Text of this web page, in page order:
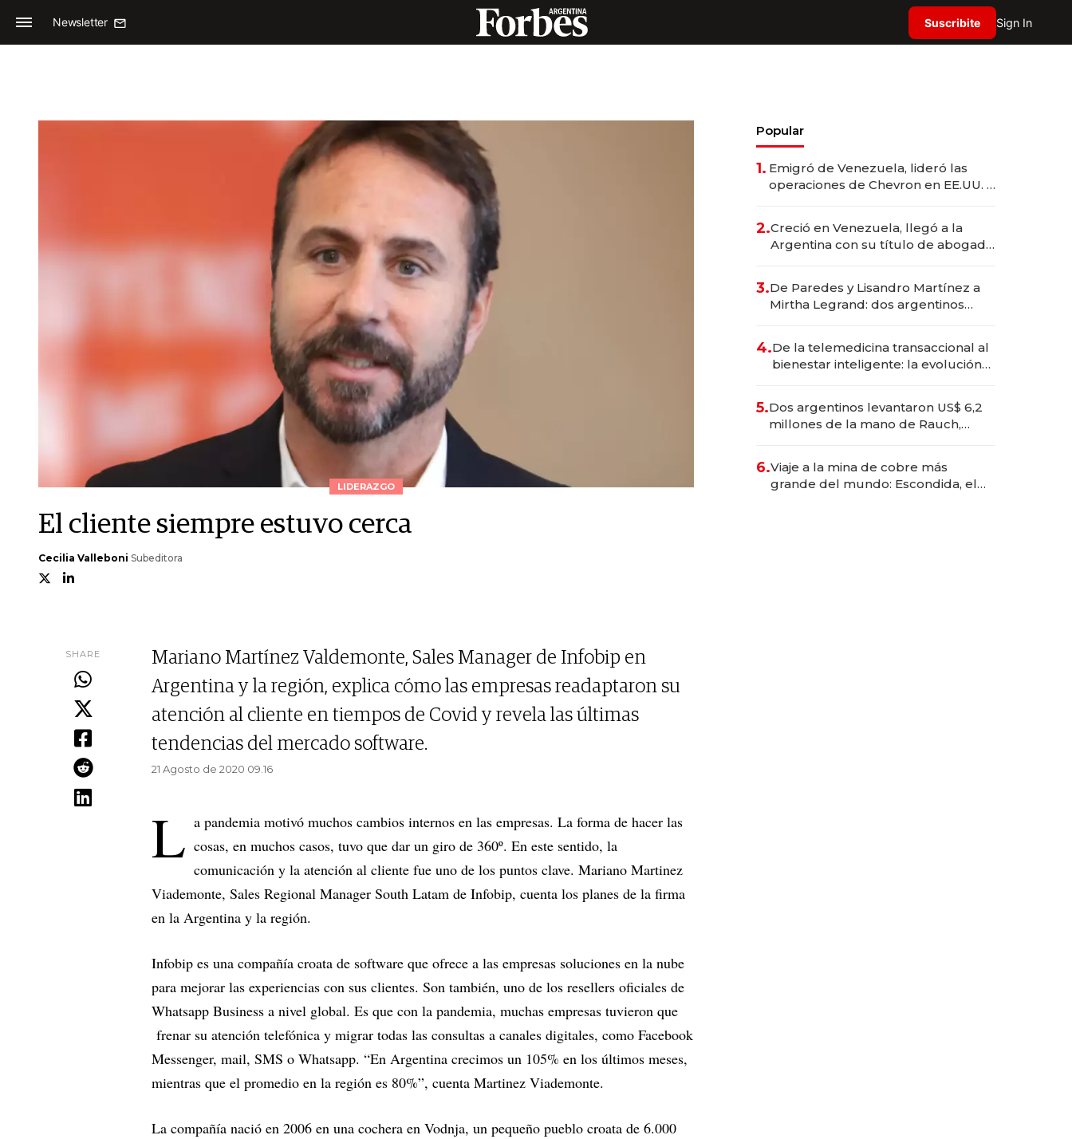
Newsletter Suscribite Sign In
LIDERAZGO
El cliente siempre estuvo cerca
Cecilia Valleboni Subeditora
SHARE
Mariano Martínez Valdemonte, Sales Manager de Infobip en
Argentina y la región, explica cómo las empresas readaptaron su
atención al cliente en tiempos de Covid y revela las últimas
tendencias del mercado software.
21 Agosto de 2020 09.16
L a pandemia motivó muchos cambios internos en las empresas. La forma de hacer las
cosas, en muchos casos, tuvo que dar un giro de 360º. En este sentido, la
comunicación y la atención al cliente fue uno de los puntos clave. Mariano Martinez
Viademonte, Sales Regional Manager South Latam de Infobip, cuenta los planes de la firma
en la Argentina y la región.
Infobip es una compañía croata de software que ofrece a las empresas soluciones en la nube
para mejorar las experiencias con sus clientes. Son también, uno de los resellers oficiales de
Whatsapp Business a nivel global. Es que con la pandemia, muchas empresas tuvieron que
frenar su atención telefónica y migrar todas las consultas a canales digitales, como Facebook
Messenger, mail, SMS o Whatsapp. “En Argentina crecimos un 105% en los últimos meses,
mientras que el promedio en la región es 80%”, cuenta Martinez Viademonte.
La compañía nació en 2006 en una cochera en Vodnja, un pequeño pueblo croata de 6.000
Popular
1. Emigró de Venezuela, lideró las
operaciones de Chevron en EE.UU. y
2.Creció en Venezuela, llegó a la
Argentina con su título de abogado
marcas "fast premium"
3.De Paredes y Lisandro Martínez a
Mirtha Legrand: dos argentinos
4.De la telemedicina transaccional al
bienestar inteligente: la evolución
5.Dos argentinos levantaron US$ 6,2
millones de la mano de Rauch,
6.Viaje a la mina de cobre más
grande del mundo: Escondida, el